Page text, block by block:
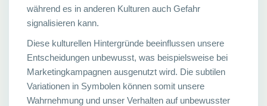
während es in anderen Kulturen auch Gefahr
signalisieren kann.
Diese kulturellen Hintergründe beeinflussen unsere
Entscheidungen unbewusst, was beispielsweise bei
Marketingkampagnen ausgenutzt wird. Die subtilen
Variationen in Symbolen können somit unsere
Wahrnehmung und unser Verhalten auf unbewusster